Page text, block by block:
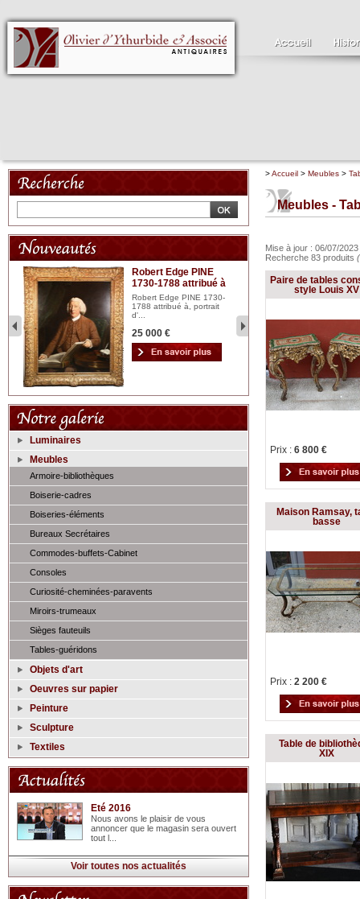
Robert Edge PINE
1730-1788 attribué à
Robert Edge PINE 1730-
1788 attribué à, portrait
d'...
25 000 € 2
Luminaires
Meubles
Armoire-bibliothèques
Boiserie-cadres
Boiseries-éléments
Bureaux Secrétaires
Commodes-buffets-Cabinet
Consoles
Curiosité-cheminées-paravents
Miroirs-trumeaux
Sièges fauteuils
Tables-guéridons
Objets d'art
Oeuvres sur papier
Peinture
Sculpture
Textiles
Eté 2016
Nous avons le plaisir de vous
annoncer que le magasin sera ouvert
tout l...
Voir toutes nos actualités
>Accueil > Meubles >
Meubles -
Mise à jour : 06/07/
Recherche 83 produits
Paire de tables
style Louis XV
Prix : 6 800 €
Maison Ramsay,
basse
Prix : 2 200 €
Table de
XIX